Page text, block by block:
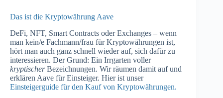
Das ist die Kryptowährung Aave
DeFi, NFT, Smart Contracts oder Exchanges – wenn
man kein/e Fachmann/frau für Kryptowährungen ist,
hört man auch ganz schnell wieder auf, sich dafür zu
interessieren. Der Grund: Ein Irrgarten voller
kryptischerBezeichnungen. Wir räumen damit auf und
erklären Aave für Einsteiger. Hier ist unser
Einsteigerguide für den Kauf von Kryptowährungen.